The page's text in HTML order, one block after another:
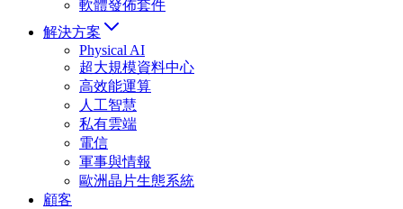
軟體發佈套件
解決方案
Physical AI
超大規模資料中心
高效能運算
人工智慧
私有雲端
電信
軍事與情報
歐洲晶片生態系統
顧客